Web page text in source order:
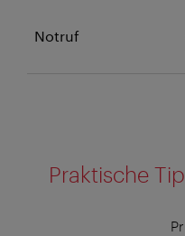
Notruf
Praktische